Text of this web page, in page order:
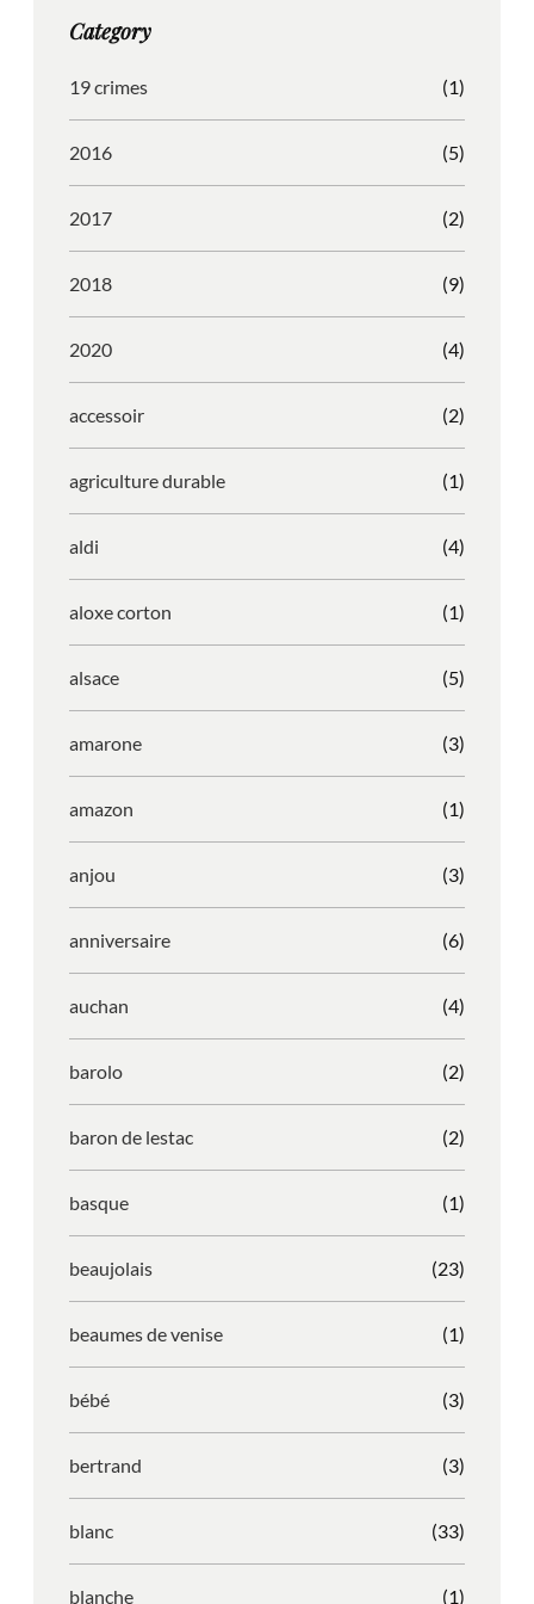
r
m
o
Category
19 crimes (1)
2016 (5)
2017 (2)
2018 (9)
2020 (4)
accessoir (2)
agriculture durable (1)
aldi (4)
aloxe corton (1)
alsace (5)
amarone (3)
amazon (1)
anjou (3)
anniversaire (6)
auchan (4)
barolo (2)
baron de lestac (2)
basque (1)
beaujolais (23)
beaumes de venise (1)
bébé (3)
bertrand (3)
blanc (33)
blanche (1)